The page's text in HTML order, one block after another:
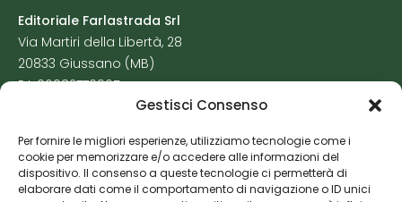
Gestisci Consenso
Per fornire le migliori esperienze, utilizziamo tecnologie come i
cookie per memorizzare e/o accedere alle informazioni del
dispositivo. Il consenso a queste tecnologie ci permetterà di
elaborare dati come il comportamento di navigazione o ID unici
Editoriale Farlastrada Srl
Via Martiri della Libertà, 28
20833 Giussano (MB)
P.I. 06982770965
Cookie Policy
Risorse Aggiuntive